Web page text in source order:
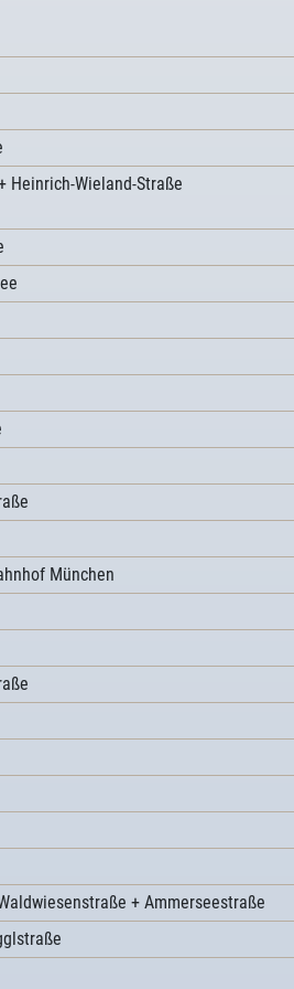
Heinrich-Wieland-Straße
München
+ Ammerseestraße